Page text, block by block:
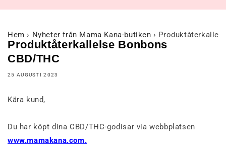
Hem › Nyheter från Mama Kana-butiken ›
Produktåterkallelse Bonbons
CBD/THC
25 AUGUSTI 2023
Kära kund,
Du har köpt dina CBD/THC-godisar via webbplatsen
www.mamakana.com.